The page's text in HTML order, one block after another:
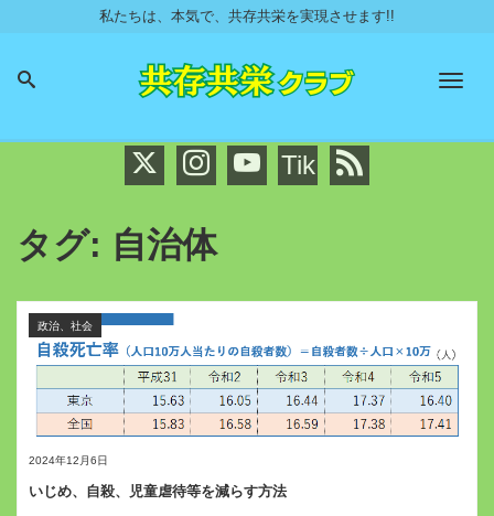
私たちは、本気で、共存共栄を実現させます!!
Tik
タグ: 自治体
2024年12月6日
政治、社会
いじめ、自殺、児童虐待等を減らす方法